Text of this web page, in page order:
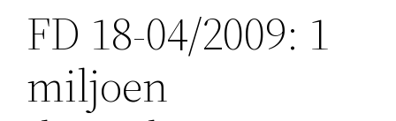
FD 18-04/2009: 1
miljoen